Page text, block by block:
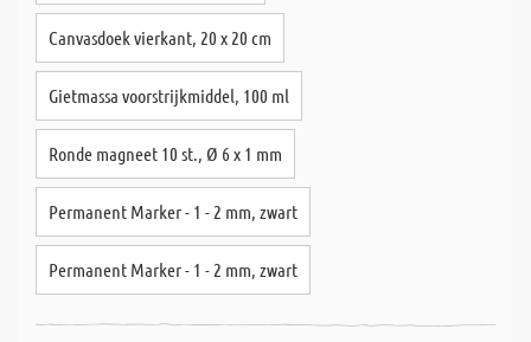
Canvasdoek vierkant, 20 x 20 cm
Gietmassa voorstrijkmiddel, 100 ml
Ronde magneet 10 st., Ø 6 x 1 mm
Permanent Marker - 1 - 2 mm, zwart
Permanent Marker - 1 - 2 mm, zwart